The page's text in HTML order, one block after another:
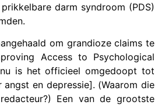
darm syndroom (PDS)
om grandioze claims te
Access to Psychological
is het officieel omgedoopt tot
en depressie]. (Waarom die
Een van de grootste